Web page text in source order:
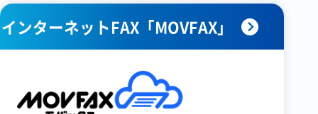
インターネットFAX「MOVFAX」